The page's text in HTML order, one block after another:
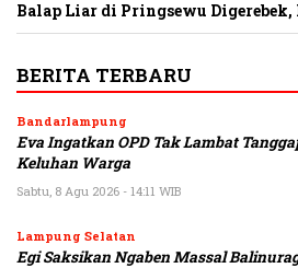
Balap Liar di Pringsewu
BERITA TERBARU
Bandarlampung
Eva Ingatkan OPD Tak Lambat
Keluhan Warga
Sabtu, 8 Agu 2026 - 14:11 WIB
Lampung Selatan
Egi Saksikan Ngaben Massal